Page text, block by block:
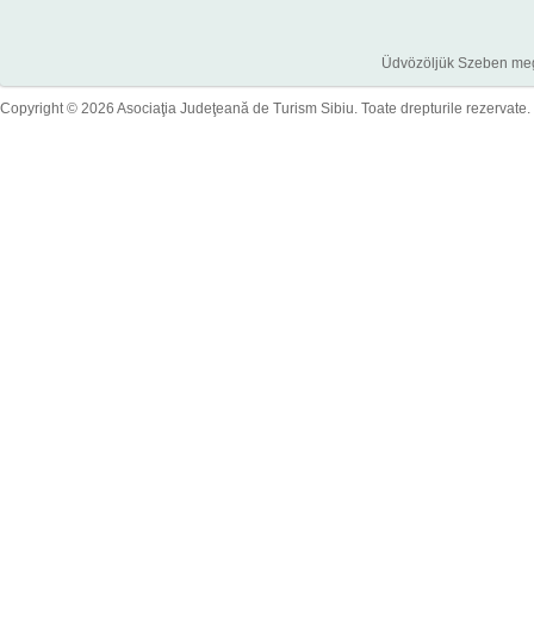
Üdvözöljük Szeben
Copyright © 2026 Asociaţia Judeţeană de Turism Sibiu. Toate drepturile rezervate.